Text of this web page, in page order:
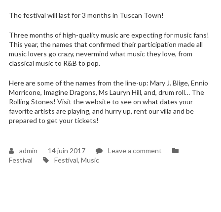
The festival will last for 3 months in Tuscan Town!
Three months of high-quality music are expecting for music fans!
This year, the names that confirmed their participation made all
music lovers go crazy, nevermind what music they love, from
classical music to R&B to pop.
Here are some of the names from the line-up: Mary J. Blige, Ennio
Morricone, Imagine Dragons, Ms Lauryn Hill, and, drum roll… The
Rolling Stones! Visit the website to see on what dates your
favorite artists are playing, and hurry up, rent our villa and be
prepared to get your tickets!
admin 14 juin 2017 Leave a commenton
Festival Tags
Festival, Music